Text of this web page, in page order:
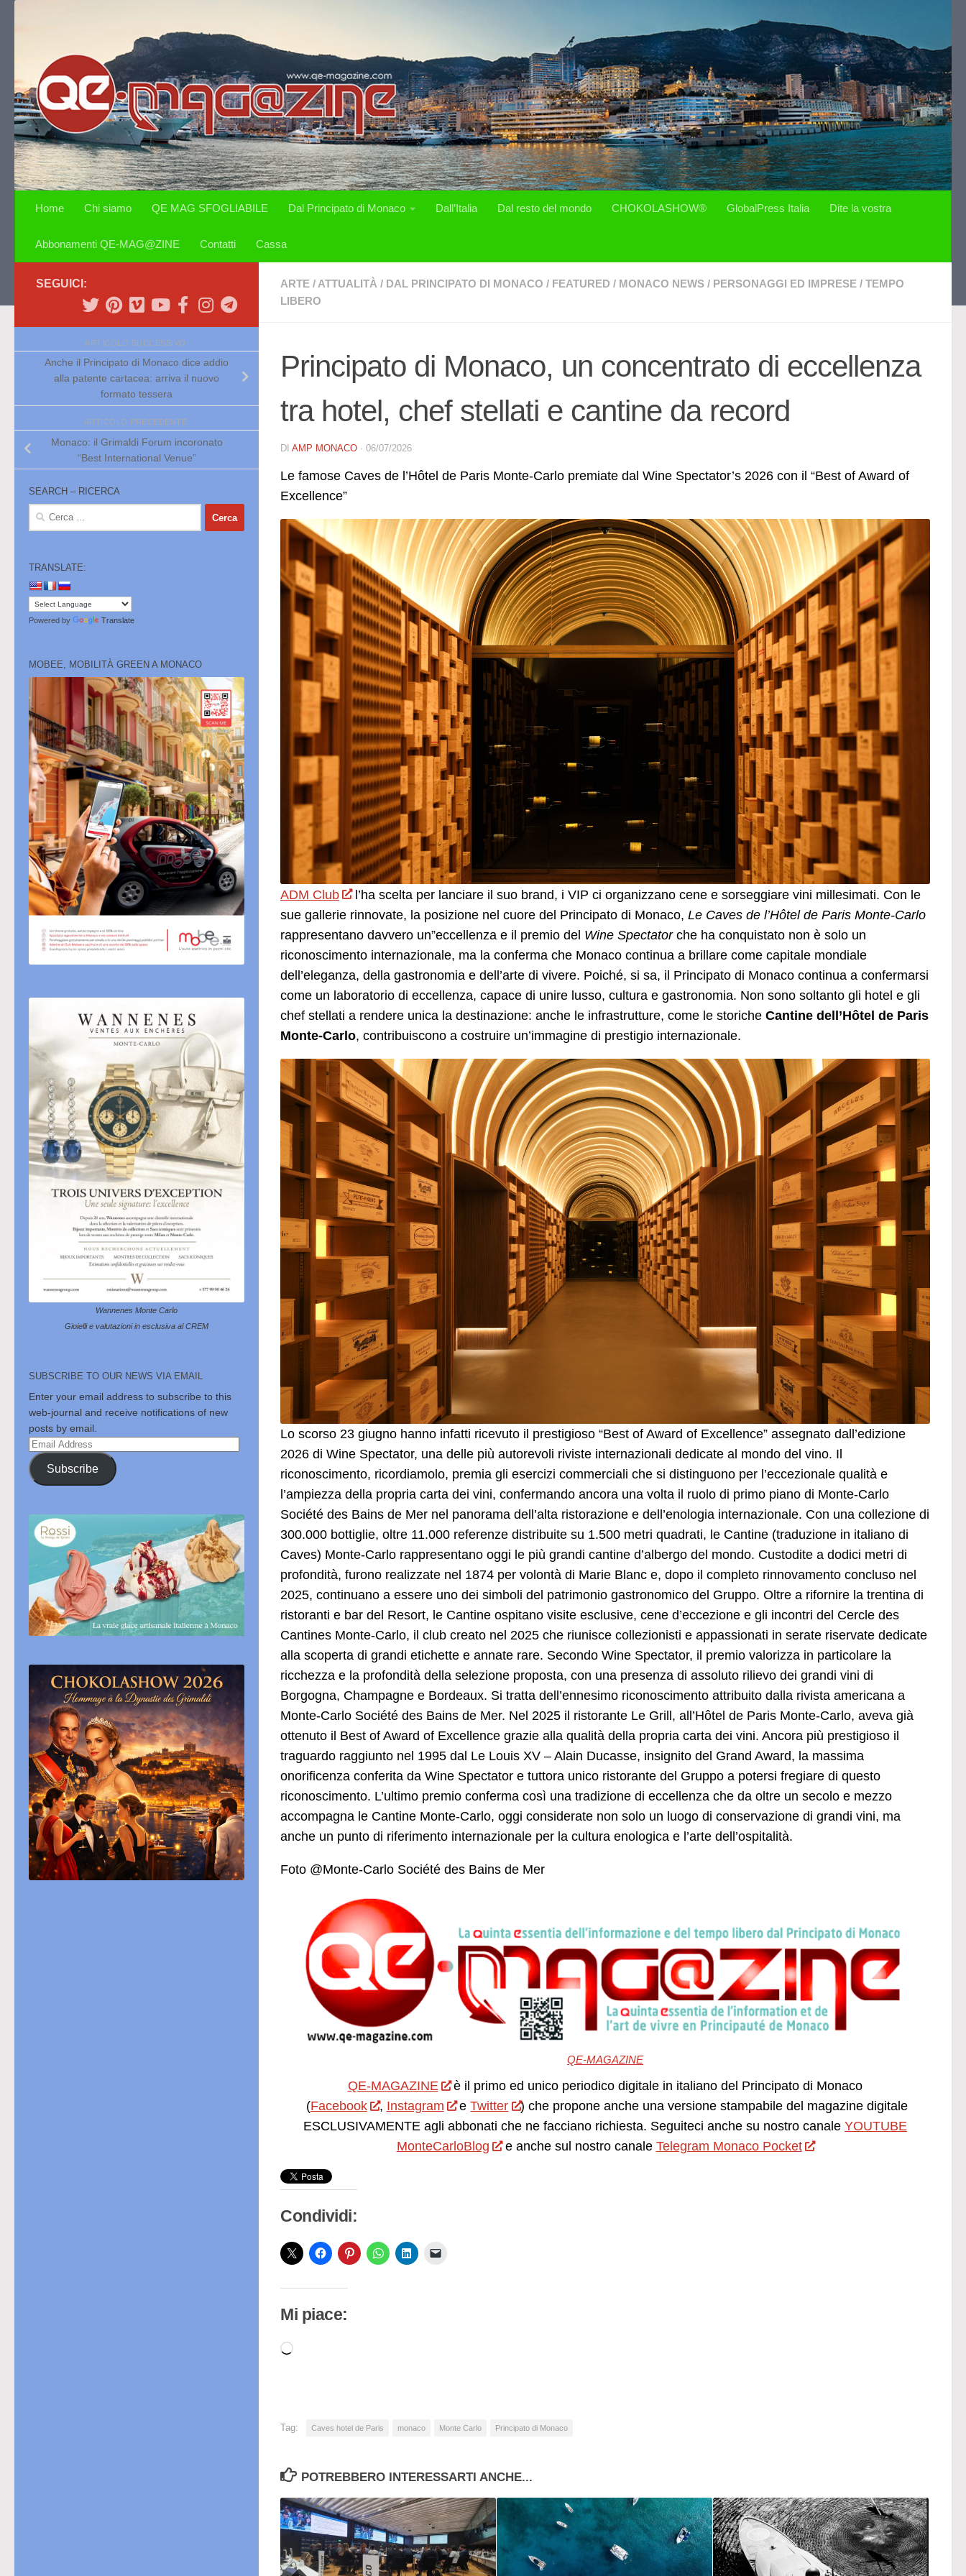
Home Chi siamo QE MAG SFOGLIABILE Dal Principato di Monaco Dall’Italia Dal resto del mondo CHOKOLASHOW® GlobalPress Italia Dite la vostra
Abbonamenti QE-MAG@ZINE Contatti Cassa
ARTE / ATTUALITÀ / DAL PRINCIPATO DI MONACO / FEATURED / MONACO NEWS / PERSONAGGI ED IMPRESE / TEMPO
LIBERO
Principato di Monaco, un concentrato di eccellenza
tra hotel, chef stellati e cantine da record
DI AMP MONACO · 06/07/2026
Le famose Caves de l’Hôtel de Paris Monte-Carlo premiate dal Wine Spectator’s 2026 con il “Best of Award of
Excellence”
ADM Club
l’ha scelta per lanciare il suo brand, i VIP ci organizzano cene e sorseggiare vini millesimati. Con le
sue gallerie rinnovate, la posizione nel cuore del Principato di Monaco, Le Caves de l’Hôtel de Paris Monte-Carlo
rappresentano davvero un”eccellenza e il premio del Wine Spectatorche ha conquistato non è solo un
riconoscimento internazionale, ma la conferma che Monaco continua a brillare come capitale mondiale
dell’eleganza, della gastronomia e dell’arte di vivere. Poiché, si sa, il Principato di Monaco continua a confermarsi
come un laboratorio di eccellenza, capace di unire lusso, cultura e gastronomia. Non sono soltanto gli hotel e gli
chef stellati a rendere unica la destinazione: anche le infrastrutture, come le storiche Cantine dell’Hôtel de Paris
Monte-Carlo, contribuiscono a costruire un’immagine di prestigio internazionale.
Lo scorso 23 giugno hanno infatti ricevuto il prestigioso “Best of Award of Excellence” assegnato dall’edizione
2026 di Wine Spectator, una delle più autorevoli riviste internazionali dedicate al mondo del vino. Il
riconoscimento, ricordiamolo, premia gli esercizi commerciali che si distinguono per l’eccezionale qualità e
l’ampiezza della propria carta dei vini, confermando ancora una volta il ruolo di primo piano di Monte-Carlo
Société des Bains de Mer nel panorama dell’alta ristorazione e dell’enologia internazionale. Con una collezione di
300.000 bottiglie, oltre 11.000 referenze distribuite su 1.500 metri quadrati, le Cantine (traduzione in italiano di
Caves) Monte-Carlo rappresentano oggi le più grandi cantine d’albergo del mondo. Custodite a dodici metri di
profondità, furono realizzate nel 1874 per volontà di Marie Blanc e, dopo il completo rinnovamento concluso nel
2025, continuano a essere uno dei simboli del patrimonio gastronomico del Gruppo. Oltre a rifornire la trentina di
ristoranti e bar del Resort, le Cantine ospitano visite esclusive, cene d’eccezione e gli incontri del Cercle des
Cantines Monte-Carlo, il club creato nel 2025 che riunisce collezionisti e appassionati in serate riservate dedicate
alla scoperta di grandi etichette e annate rare. Secondo Wine Spectator, il premio valorizza in particolare la
ricchezza e la profondità della selezione proposta, con una presenza di assoluto rilievo dei grandi vini di
Borgogna, Champagne e Bordeaux. Si tratta dell’ennesimo riconoscimento attribuito dalla rivista americana a
Monte-Carlo Société des Bains de Mer. Nel 2025 il ristorante Le Grill, all’Hôtel de Paris Monte-Carlo, aveva già
ottenuto il Best of Award of Excellence grazie alla qualità della propria carta dei vini. Ancora più prestigioso il
traguardo raggiunto nel 1995 dal Le Louis XV – Alain Ducasse, insignito del Grand Award, la massima
onorificenza conferita da Wine Spectator e tuttora unico ristorante del Gruppo a potersi fregiare di questo
riconoscimento. L’ultimo premio conferma così una tradizione di eccellenza che da oltre un secolo e mezzo
accompagna le Cantine Monte-Carlo, oggi considerate non solo un luogo di conservazione di grandi vini, ma
anche un punto di riferimento internazionale per la cultura enologica e l’arte dell’ospitalità.
Foto @Monte-Carlo Société des Bains de Mer
QE-MAGAZINE
QE-MAGAZINE
è il primo ed unico periodico digitale in italiano del Principato di Monaco
(Facebook , Instagram eTwitter
) che propone anche una versione stampabile del magazine digitale
ESCLUSIVAMENTE agli abbonati che ne facciano richiesta. Seguiteci anche su nostro canale YOUTUBE
MonteCarloBlog
e anche sul nostro canale Telegram Monaco Pocket
Condividi:
Mi piace:
Caricamento
Tag: Caves hotel de Paris monaco Monte Carlo Principato di Monaco
POTREBBERO INTERESSARTI ANCHE...
SEGUICI:
ARTICOLO SUCCESSIVO
Anche il Principato di Monaco dice addio
alla patente cartacea: arriva il nuovo
formato tessera
ARTICOLO PRECEDENTE
Monaco: il Grimaldi Forum incoronato
“Best International Venue”
SEARCH – RICERCA
Ricerca
TRANSLATE:
Powered by Translate
MOBEE, MOBILITÀ GREEN A MONACO
Wannenes Monte Carlo
Gioielli e valutazioni in esclusiva al CREM
SUBSCRIBE TO OUR NEWS VIA EMAIL
Enter your email address to subscribe to this
web-journal and receive notifications of new
posts by email.
Email
Address
Subscribe